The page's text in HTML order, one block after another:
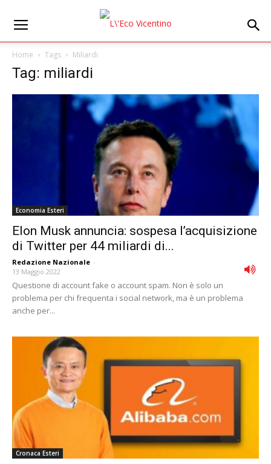
Home Tags Miliardi
Tag: miliardi
Economia Esteri
Elon Musk annuncia: sospesa l’acquisizione
di Twitter per 44 miliardi di...
Redazione Nazionale -
13 Maggio 2022
Questione di account fake o account spam. Non è solo un
problema per chi frequenta i social network, ma è un problema
anche per...
Cronaca Esteri